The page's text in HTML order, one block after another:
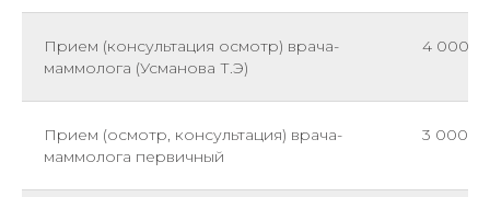
Прием (консультация осмотр) врача-
маммолога (Усманова Т.Э)
4 000
Прием (осмотр, консультация) врача-
маммолога первичный
3 000